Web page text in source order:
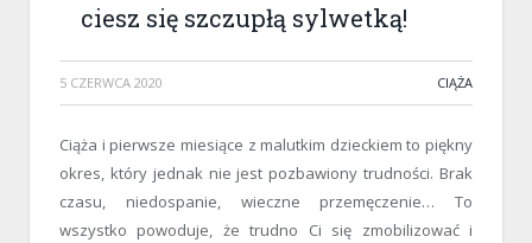
ciesz się szczupłą sylwetką!
5 CZERWCA 2020 CIĄŻA
Ciąża i pierwsze miesiące z malutkim dzieckiem to piękny
okres, który jednak nie jest pozbawiony trudności. Brak
czasu, niedospanie, wieczne przemęczenie… To
wszystko powoduje, że trudno Ci się zmobilizować i